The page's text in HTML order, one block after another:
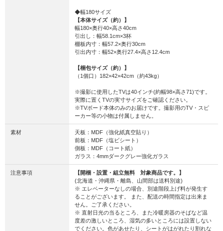
◆幅180サイズ
【本体サイズ（約）】
幅180×奥行40×高さ40cm
引出し：幅58.1cm×3杯
棚板内寸：幅57.2×奥行30cm
引出内寸：幅52×奥行27.4×高さ12.4cm
【梱包サイズ（約）】
（1個口）182×42×42cm（約43kg）
※撮影に使用したTVは40インチ(約幅98×高さ71)です。
実際に置くTVの実寸サイズをご確認ください。
※TVボード本体のみのお届けです。撮影用のTV・スピ
ーカー等の小物は付属しません。
素材
天板：MDF（強化紙真空貼り）
前板：MDF（塩ビシート）
側板：MDF（コート紙）
ガラス：4mmダークグレー強化ガラス
注意事項
【開梱・設置・組立無料 対象商品です。】
(北海道・沖縄県・離島、山間部は送料別途)
※ エレベーターなしの場合、別途階段上げ料が発生す
ることがございます。 また、配送の時間指定は出来ま
せん。ご了承ください。
※ 直射日光の当るところ、また冷暖房器のそばなど温
度差の激しいところ、湿気の多いところには設置しない
でください。色があせたり、シートがはがれたり割れな